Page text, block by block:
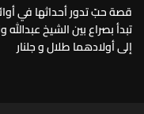
قصة حبّ تدور أحداثها في
تبدأ بصراع بين الشيخ
إلى أولادهما طلال و جلنار